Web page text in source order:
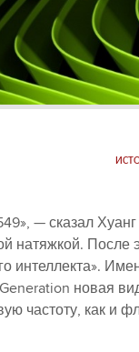
— сказал
натяжкой. После
интеллекта».
новая
частоту, как и